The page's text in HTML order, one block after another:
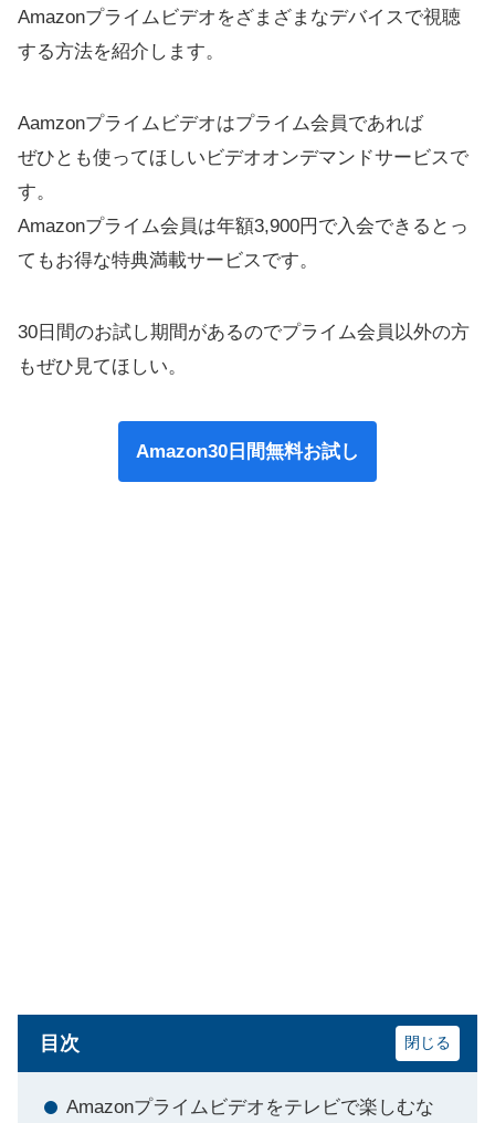
Amazonプライムビデオをざまざまなデバイスで視聴
する方法を紹介します。
Aamzonプライムビデオはプライム会員であれば
ぜひとも使ってほしいビデオオンデマンドサービスで
す。
Amazonプライム会員は年額3,900円で入会できるとっ
てもお得な特典満載サービスです。
30日間のお試し期間があるのでプライム会員以外の方
もぜひ見てほしい。
Amazon30日間無料お試し
目次
Amazonプライムビデオをテレビで楽しむな